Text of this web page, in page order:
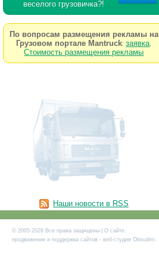
веселого грузовичка?!
По вопросам размещения рекламы на
Грузовом портале Mantruck:заявка
Стоимость размещения рекламы
Наши новости в RSS
© 2005-2026 Все права защищены | О сайте.
продвижение и поддержка сайтов - веб-студия Obsudim.